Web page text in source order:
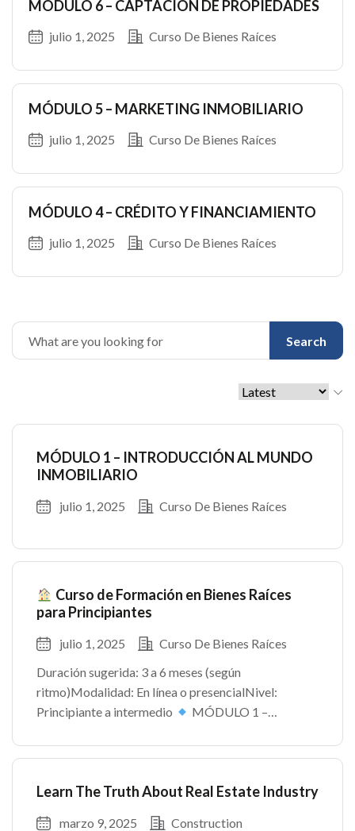
MÓDULO 6 – CAPTACIÓN DE PROPIEDADES
julio 1, 2025 Curso De Bienes Raíces
MÓDULO 5 – MARKETING INMOBILIARIO
julio 1, 2025 Curso De Bienes Raíces
MÓDULO 4 – CRÉDITO Y FINANCIAMIENTO
julio 1, 2025 Curso De Bienes Raíces
Search
MÓDULO 1 – INTRODUCCIÓN AL MUNDO
INMOBILIARIO
julio 1, 2025 Curso De Bienes Raíces
Curso de Formación en Bienes Raíces
para Principiantes
julio 1, 2025
Curso De Bienes Raíces
Duración sugerida: 3 a 6 meses (según
ritmo)Modalidad: En línea o presencialNivel:
Principiante a intermedio
MÓDULO 1 –
MÓDULO 2 – FUNDAMENTOS LEGALES
MÓDULO […]
Learn The Truth About Real Estate Industry
marzo 9, 2025
Construction